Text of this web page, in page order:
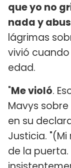
que yo no
nada y
lágrimas
vivió
edad.
"Me violó.
Mavys
en su
Justicia.
de la